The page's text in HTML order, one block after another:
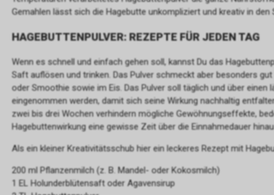
Gemahlen lässt sich die Hagebutte unkompliziert und kreativ in den
HAGEBUTTENPULVER: REZEPTE FÜR JEDEN TAG
Wenn es schnell und einfach gehen soll, kannst Du das
Saft auflösen und trinken. Das Pulver schmeckt aber besonders
oder Smoothie sowie im Eis. Das Pulver soll täglich und über einen
eingenommen werden, damit sich seine Wirkung nachhaltig
zwei bis drei Wochen verhindern mögliche Gewöhnungseffekte,
Hagebuttenwirkung eine gewisse Zeit über die Einnahmedauer
Als ein kleiner Kreativitätsschub hier ein leckeres Rezept mit
200 ml Pflanzenmilch (z. B. Mandel- oder Kokosmilch)
1 EL Holunderblütensaft oder Agavensirup